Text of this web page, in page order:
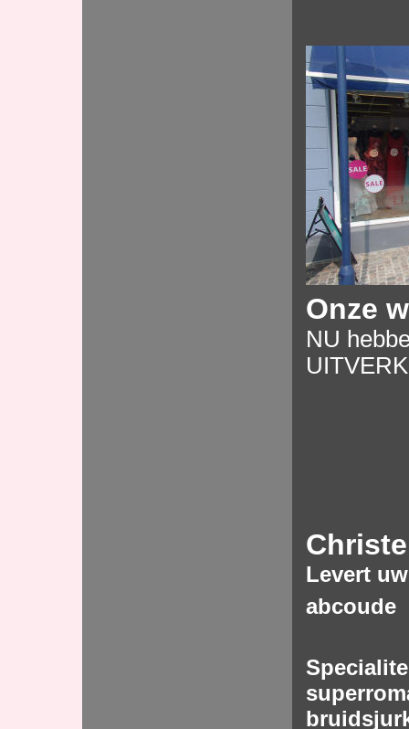
Onze
NU
Levert
abcoude